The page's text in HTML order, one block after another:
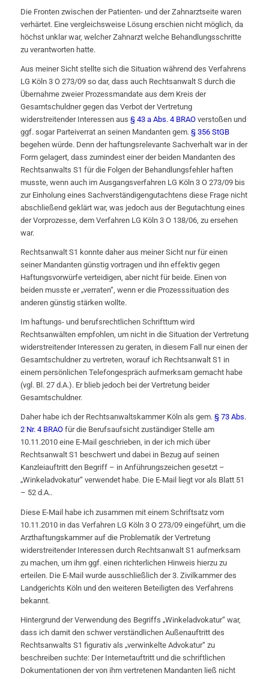
Die Fronten zwischen der Patienten- und der Zahnarztseite waren
verhärtet. Eine vergleichsweise Lösung erschien nicht möglich, da
höchst unklar war, welcher Zahnarzt welche Behandlungsschritte
zu verantworten hatte.
Aus meiner Sicht stellte sich die Situation während des Verfahrens
LG Köln 3 O 273/09 so dar, dass auch Rechtsanwalt S durch die
Übernahme zweier Prozessmandate aus dem Kreis der
Gesamtschuldner gegen das Verbot der Vertretung
widerstreitender Interessen aus § 43 a Abs. 4 BRAOverstoßen und
ggf. sogar Parteiverrat an seinen Mandanten gem. § 356 StGB
begehen würde. Denn der haftungsrelevante Sachverhalt war in der
Form gelagert, dass zumindest einer der beiden Mandanten des
Rechtsanwalts S1 für die Folgen der Behandlungsfehler haften
musste, wenn auch im Ausgangsverfahren LG Köln 3 O 273/09 bis
zur Einholung eines Sachverständigengutachtens diese Frage nicht
abschließend geklärt war, was jedoch aus der Begutachtung eines
der Vorprozesse, dem Verfahren LG Köln 3 O 138/06, zu ersehen
war.
Rechtsanwalt S1 konnte daher aus meiner Sicht nur für einen
seiner Mandanten günstig vortragen und ihn effektiv gegen
Haftungsvorwürfe verteidigen, aber nicht für beide. Einen von
beiden musste er „verraten“, wenn er die Prozesssituation des
anderen günstig stärken wollte.
Im haftungs- und berufsrechtlichen Schrifttum wird
Rechtsanwälten empfohlen, um nicht in die Situation der Vertretung
widerstreitender Interessen zu geraten, in diesem Fall nur einen der
Gesamtschuldner zu vertreten, worauf ich Rechtsanwalt S1 in
einem persönlichen Telefongespräch aufmerksam gemacht habe
(vgl. Bl. 27 d.A.). Er blieb jedoch bei der Vertretung beider
Gesamtschuldner.
Daher habe ich der Rechtsanwaltskammer Köln als gem. § 73 Abs.
2 Nr. 4 BRAOfür die Berufsaufsicht zuständiger Stelle am
10.11.2010 eine E-Mail geschrieben, in der ich mich über
Rechtsanwalt S1 beschwert und dabei in Bezug auf seinen
Kanzleiauftritt den Begriff – in Anführungszeichen gesetzt –
„Winkeladvokatur“ verwendet habe. Die E-Mail liegt vor als Blatt 51
– 52 d.A..
Diese E-Mail habe ich zusammen mit einem Schriftsatz vom
10.11.2010 in das Verfahren LG Köln 3 O 273/09 eingeführt, um die
Arzthaftungskammer auf die Problematik der Vertretung
widerstreitender Interessen durch Rechtsanwalt S1 aufmerksam
zu machen, um ihm ggf. einen richterlichen Hinweis hierzu zu
erteilen. Die E-Mail wurde ausschließlich der 3. Zivilkammer des
Landgerichts Köln und den weiteren Beteiligten des Verfahrens
bekannt.
Hintergrund der Verwendung des Begriffs „Winkeladvokatur“ war,
dass ich damit den schwer verständlichen Außenauftritt des
Rechtsanwalts S1 figurativ als „verwinkelte Advokatur“ zu
beschreiben suchte: Der Internetauftritt und die schriftlichen
Dokumentationen der von ihm vertretenen Mandanten ließ nicht